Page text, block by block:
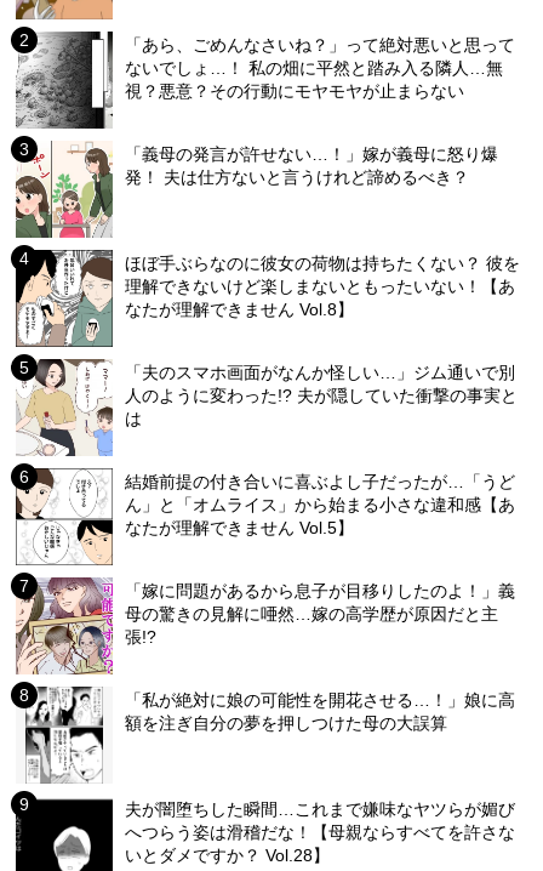
「あら、ごめんなさいね？」って絶対悪いと思って
ないでしょ…！ 私の畑に平然と踏み入る隣人…無
視？悪意？その行動にモヤモヤが止まらない
「義母の発言が許せない…！」嫁が義母に怒り爆
発！ 夫は仕方ないと言うけれど諦めるべき？
ほぼ手ぶらなのに彼女の荷物は持ちたくない？ 彼を
理解できないけど楽しまないともったいない！【あ
なたが理解できません Vol.8】
「夫のスマホ画面がなんか怪しい…」ジム通いで別
人のように変わった!? 夫が隠していた衝撃の事実と
は
結婚前提の付き合いに喜ぶよし子だったが…「うど
ん」と「オムライス」から始まる小さな違和感【あ
なたが理解できません Vol.5】
「嫁に問題があるから息子が目移りしたのよ！」義
母の驚きの見解に唖然…嫁の高学歴が原因だと主
張!?
「私が絶対に娘の可能性を開花させる…！」娘に高
額を注ぎ自分の夢を押しつけた母の大誤算
夫が闇堕ちした瞬間…これまで嫌味なヤツらが媚び
へつらう姿は滑稽だな！【母親ならすべてを許さな
いとダメですか？ Vol.28】